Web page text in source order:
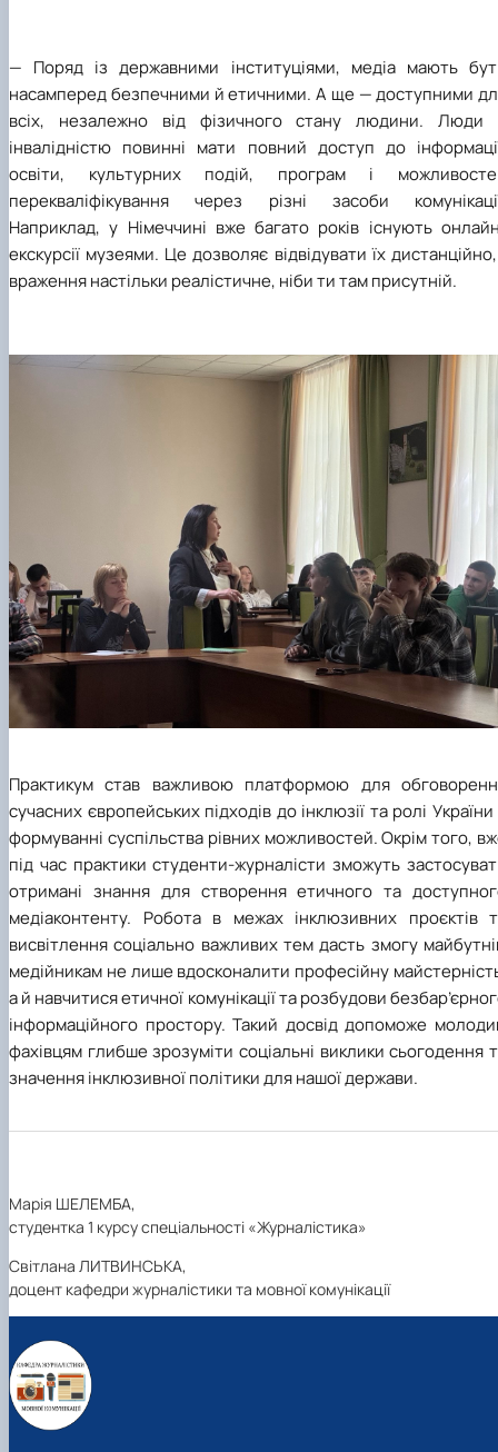
— Поряд із державними інституціями, медіа мають
насамперед безпечними й етичними. А ще — доступними
всіх, незалежно від фізичного стану людини. Люди
інвалідністю повинні мати повний доступ до
освіти, культурних подій, програм і
перекваліфікування через різні засоби
Наприклад, у Німеччині вже багато років існують
екскурсії музеями. Це дозволяє відвідувати їх дистанційно,
враження настільки реалістичне, ніби ти там присутній.
Практикум став важливою платформою для
сучасних європейських підходів до інклюзії та ролі України
формуванні суспільства рівних можливостей. Окрім того,
під час практики студенти-журналісти зможуть
отримані знання для створення етичного та
медіаконтенту. Робота в межах інклюзивних проєктів
висвітлення соціально важливих тем дасть змогу
медійникам не лише вдосконалити професійну
а й навчитися етичної комунікації та розбудови
інформаційного простору. Такий досвід допоможе
фахівцям глибше зрозуміти соціальні виклики сьогодення
значення інклюзивної політики для нашої держави.
Марія ШЕЛЕМБА,
студентка 1 курсу спеціальності «Журналістика»
Світлана ЛИТВИНСЬКА,
доцент кафедри журналістики та мовної комунікації